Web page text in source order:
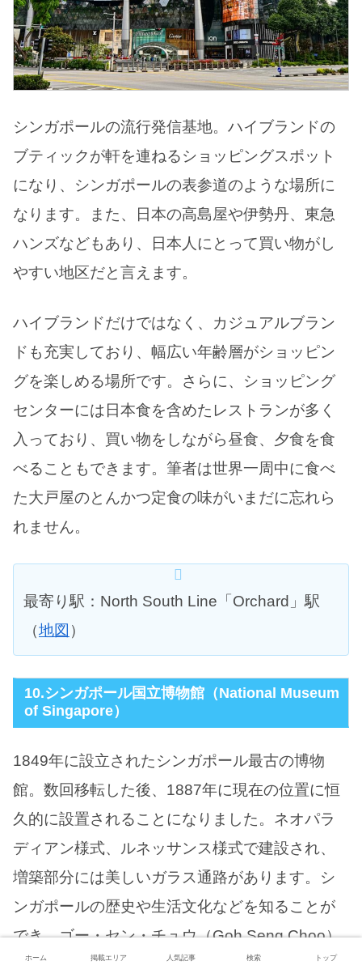
シンガポールの流行発信基地。ハイブランドの
ブティックが軒を連ねるショッピングスポット
になり、シンガポールの表参道のような場所に
なります。また、日本の高島屋や伊勢丹、東急
ハンズなどもあり、日本人にとって買い物がし
やすい地区だと言えます。
ハイブランドだけではなく、カジュアルブラン
ドも充実しており、幅広い年齢層がショッピン
グを楽しめる場所です。さらに、ショッピング
センターには日本食を含めたレストランが多く
入っており、買い物をしながら昼食、夕食を食
べることもできます。筆者は世界一周中に食べ
た大戸屋のとんかつ定食の味がいまだに忘れら
れません。
最寄り駅：North South Line「Orchard」駅
（地図 ）
10.シンガポール国立博物館（National Museum
of Singapore）
1849年に設立されたシンガポール最古の博物
館。数回移転した後、1887年に現在の位置に恒
久的に設置されることになりました。ネオパラ
ディアン様式、ルネッサンス様式で建設され、
増築部分には美しいガラス通路があります。シ
ンガポールの歴史や生活文化などを知ることが
でき、ゴー・セン・チュウ（Goh Seng Choo）
ギャラリー、シンガポール・ヒストリー・ギャ
ホーム 掲載エリア 人気記事 検索 トップ